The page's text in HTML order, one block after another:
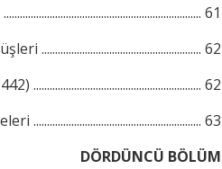
61
62
62
63
DÖRDÜNCÜ BÖLÜM